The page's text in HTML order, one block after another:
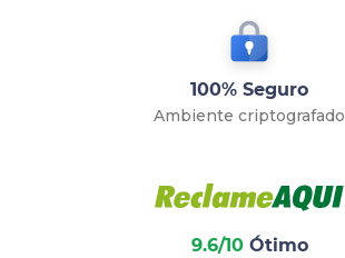
100% Seguro
Ambiente criptografado
9.6/10Ótimo